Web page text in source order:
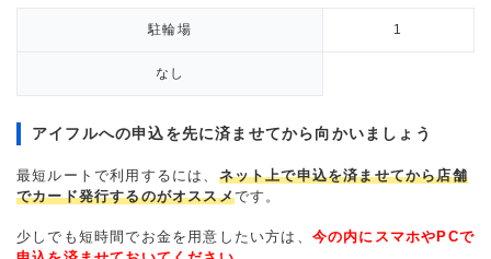
駐輪場 1
なし
アイフルへの申込を先に済ませてから向かいましょう
最短ルートで利用するには、 ネット上で申込を済ませてから店舗
でカード発行するのがオススメです。
少しでも短時間でお金を用意したい方は、 今の内にスマホやPCで